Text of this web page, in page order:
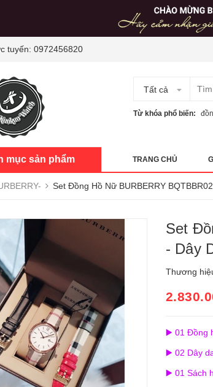
tuyến: 0972456820
Tất cả
Từ khóa phổ biến:
mục sản phẩm TRANG CHỦ
Set Đồng Hồ Nữ BURBERRY
Set
- Dây
Thương
▶️ 01 Đồng
▶️ 02 Dây
▶️ 01 Sách